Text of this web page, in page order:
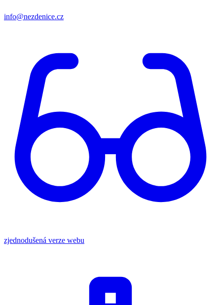
info@nezdenice.cz
zjednodušená verze webu